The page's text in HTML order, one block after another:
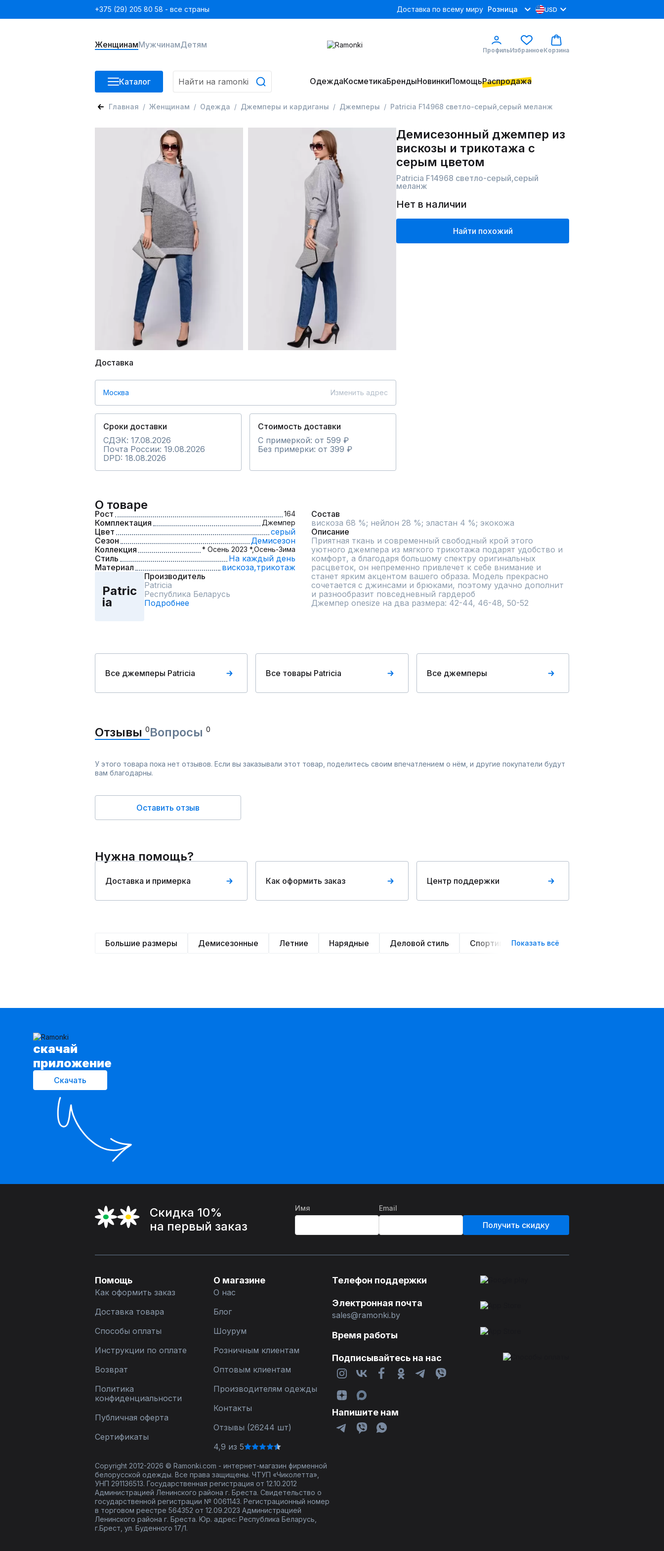
+375 (29) 205 80 58 - все страны Доставка по всему миру Розница USD
ЖенщинамМужчинамДетям
ПрофильИзбранноеКорзина
Каталог ОдеждаКосметикаБрендыНовинкиПомощьРаспродажа
Главная Женщинам Одежда Джемперы и кардиганы Джемперы Patriciа F14968 светло-серый,серый меланж
Доставка
Москва Изменить адрес
Сроки доставки
СДЭК: 17.08.2026
Почта России: 19.08.2026
DPD: 18.08.2026
Стоимость доставки
С примеркой: от 599 ₽
Без примерки: от 399 ₽
Демисезонный джемпер из
вискозы и трикотажа с
серым цветом
Patriciа F14968 светло-серый,серый
меланж
Нет в наличии
Найти похожий
О товаре
Рост 164
Комплектация Джемпер
Цвет
серый
Сезон
Демисезон
Коллекция
* Осень 2023 *,Осень-Зима
Стиль
На каждый день
Материал
вискоза,трикотаж
Patric
iа
Производитель
Patriciа
Республика Беларусь
Подробнее
Состав
вискоза 68 %; нейлон 28 %; эластан 4 %; экокожа
Описание
Приятная ткань и современный свободный крой этого
уютного джемпера из мягкого трикотажа подарят удобство и
комфорт, а благодаря большому спектру оригинальных
расцветок, он непременно привлечет к себе внимание и
станет ярким акцентом вашего образа. Модель прекрасно
сочетается с джинсами и брюками, поэтому удачно дополнит
и разнообразит повседневный гардероб
Джемпер onesize на два размера: 42-44, 46-48, 50-52
Все джемперы Patriciа Все товары Patriciа Все джемперы
Отзывы 0Вопросы 0
У этого товара пока нет отзывов. Если вы заказывали этот товар, поделитесь своим впечатлением о нём, и другие покупатели будут
вам благодарны.
Оставить отзыв
Нужна помощь?
Доставка и примерка Как оформить заказ Центр поддержки
Большие размеры Демисезонные Летние Нарядные Деловой стиль Спортивные Оверсайз
Показать всё
cкачай
приложение
Скачать
Скидка 10%
на первый заказ
Имя Email
Получить скидку
Помощь
Как оформить заказ
Доставка товара
Способы оплаты
Инструкции по оплате
Возврат
Политика
конфиденциальности
Публичная оферта
Сертификаты
О магазине
О нас
Блог
Шоурум
Розничным клиентам
Оптовым клиентам
Производителям одежды
Контакты
Отзывы (26244 шт)
4,9 из 5
Телефон поддержки
Электронная почта
sales@ramonki.by
Время работы
Подписывайтесь на нас
Напишите нам
Copyright 2012-2026 © Ramonki.com - интернет-магазин фирменной
белорусской одежды. Все права защищены. ЧТУП «Чиколетта»,
УНП 291136513. Государственная регистрация от 12.10.2012
Администрацией Ленинского района г. Бреста. Свидетельство о
государственной регистрации № 0061143. Регистрационный номер
в торговом реестре 564352 от 12.09.2023 Администрацией
Ленинского района г. Бреста. Юр. адрес: Республика Беларусь,
г.Брест, ул. Буденного 17/1.